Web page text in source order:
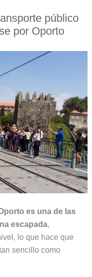
público
por Oporto
es una de las
escapada,
lo que hace que
sencillo como